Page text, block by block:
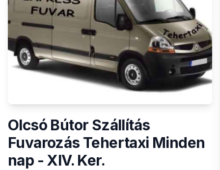
Olcsó Bútor Szállítás
Fuvarozás Tehertaxi Minden
nap - XIV. Ker.